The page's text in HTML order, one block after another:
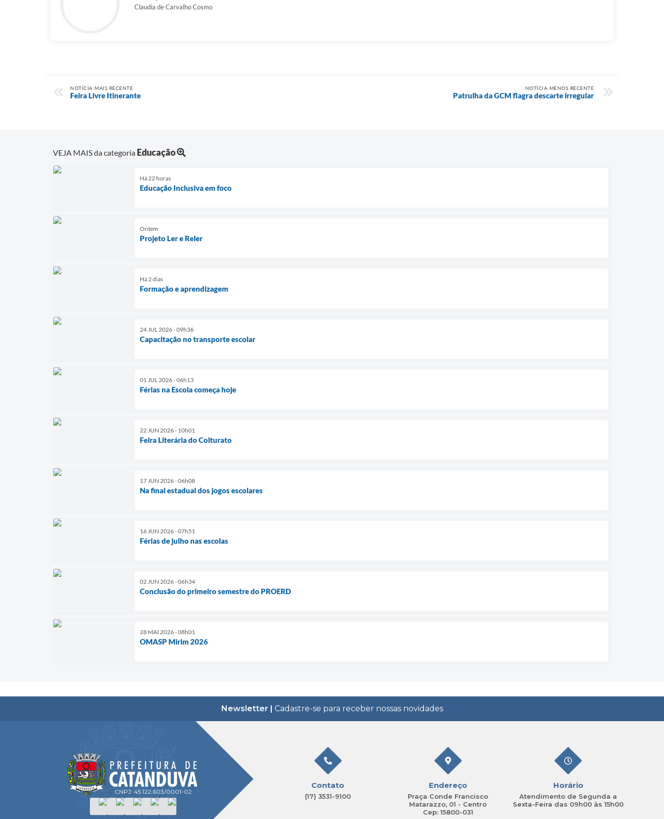
Claudia de Carvalho Cosmo
NOTÍCIA MAIS RECENTE
Feira Livre Itinerante
NOTÍCIA MENOS RECENTE
Patrulha da GCM flagra descarte irregular
VEJA MAIS da categoria Educação
Há 22 horas
Educação Inclusiva em foco
Ontem
Projeto Ler e Reler
Há 2 dias
Formação e aprendizagem
24 JUL 2026 - 09h36
Capacitação no transporte escolar
01 JUL 2026 - 06h13
Férias na Escola começa hoje
22 JUN 2026 - 10h01
Feira Literária do Colturato
17 JUN 2026 - 06h08
Na final estadual dos jogos escolares
16 JUN 2026 - 07h51
Férias de julho nas escolas
02 JUN 2026 - 06h34
Conclusão do primeiro semestre do PROERD
28 MAI 2026 - 08h01
OMASP Mirim 2026
Newsletter | Cadastre-se para receber nossas novidades
CNPJ: 45.122.603/0001-02
Contato
(17) 3531-9100
Endereço
Praça Conde Francisco
Matarazzo, 01 - Centro
Cep: 15800-031
Horário
Atendimento de Segunda a
Sexta-Feira das 09h00 às 15h00